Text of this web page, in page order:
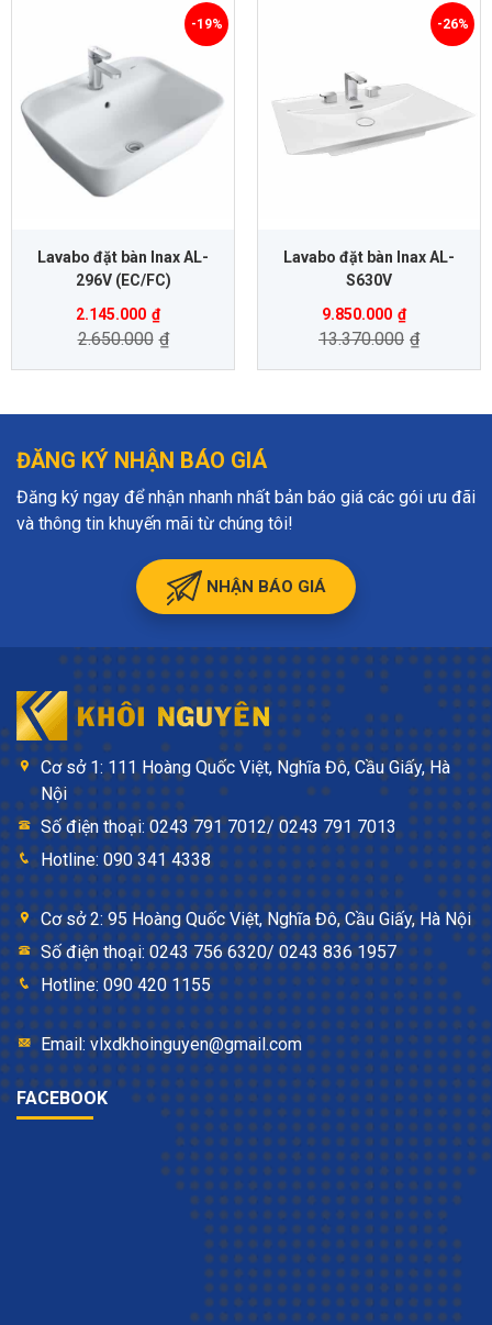
Lavabo đặt bàn Inax AL-
296V (EC/FC)
2.145.000 ₫
2.650.000 ₫
-19%
Lavabo đặt bàn Inax AL-
S630V
9.850.000 ₫
13.370.000 ₫
-26%
ĐĂNG KÝ NHẬN BÁO GIÁ
Đăng ký ngay để nhận nhanh nhất bản báo giá các gói ưu đãi
và thông tin khuyến mãi từ chúng tôi!
NHẬN BÁO GIÁ
Cơ sở 1: 111 Hoàng Quốc Việt, Nghĩa Đô, Cầu Giấy, Hà
Nội
Số điện thoại: 0243 791 7012/ 0243 791 7013
Hotline: 090 341 4338
Cơ sở 2: 95 Hoàng Quốc Việt, Nghĩa Đô, Cầu Giấy, Hà Nội
Số điện thoại: 0243 756 6320/ 0243 836 1957
Hotline: 090 420 1155
Email: vlxdkhoinguyen@gmail.com
FACEBOOK